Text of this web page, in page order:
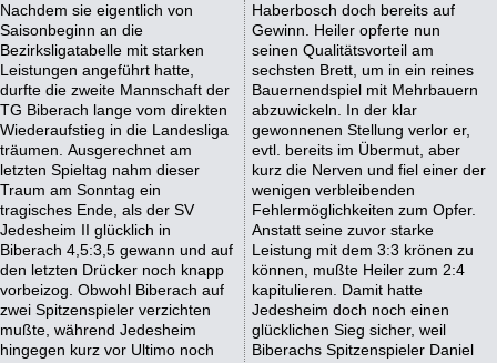
Nachdem sie eigentlich von
Saisonbeginn an die
Bezirksligatabelle mit starken
Leistungen angeführt hatte,
durfte die zweite Mannschaft der
TG Biberach lange vom direkten
Wiederaufstieg in die Landesliga
träumen. Ausgerechnet am
letzten Spieltag nahm dieser
Traum am Sonntag ein
tragisches Ende, als der SV
Jedesheim II glücklich in
Biberach 4,5:3,5 gewann und auf
den letzten Drücker noch knapp
vorbeizog. Obwohl Biberach auf
zwei Spitzenspieler verzichten
mußte, während Jedesheim
hingegen kurz vor Ultimo noch
Haberbosch doch bereits auf
Gewinn. Heiler opferte nun
seinen Qualitätsvorteil am
sechsten Brett, um in ein reines
Bauernendspiel mit Mehrbauern
abzuwickeln. In der klar
gewonnenen Stellung verlor er,
evtl. bereits im Übermut, aber
kurz die Nerven und fiel einer der
wenigen verbleibenden
Fehlermöglichkeiten zum Opfer.
Anstatt seine zuvor starke
Leistung mit dem 3:3 krönen zu
können, mußte Heiler zum 2:4
kapitulieren. Damit hatte
Jedesheim doch noch einen
glücklichen Sieg sicher, weil
Biberachs Spitzenspieler Daniel